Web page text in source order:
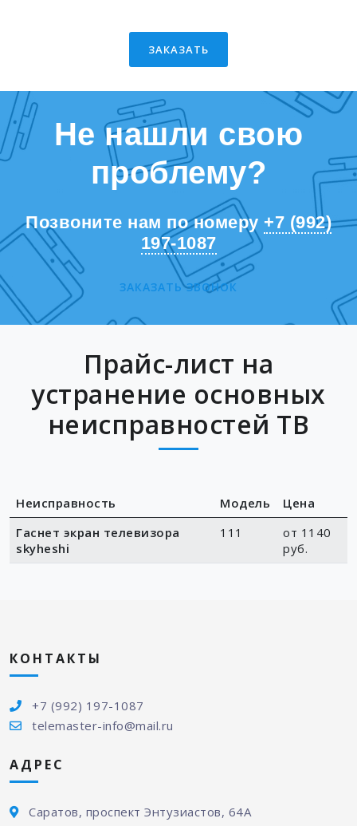
ЗАКАЗАТЬ
Не нашли свою
проблему?
Позвоните нам по номеру +7 (992)
197-1087
ЗАКАЗАТЬ ЗВОНОК
Прайс-лист на
устранение основных
неисправностей ТВ
Неисправность Модель
Цена
Гаснет экран телевизора
skyheshi
111
от 1140
руб.
КОНТАКТЫ
+7 (992) 197-1087
telemaster-info@mail.ru
АДРЕС
Саратов, проспект Энтузиастов, 64А